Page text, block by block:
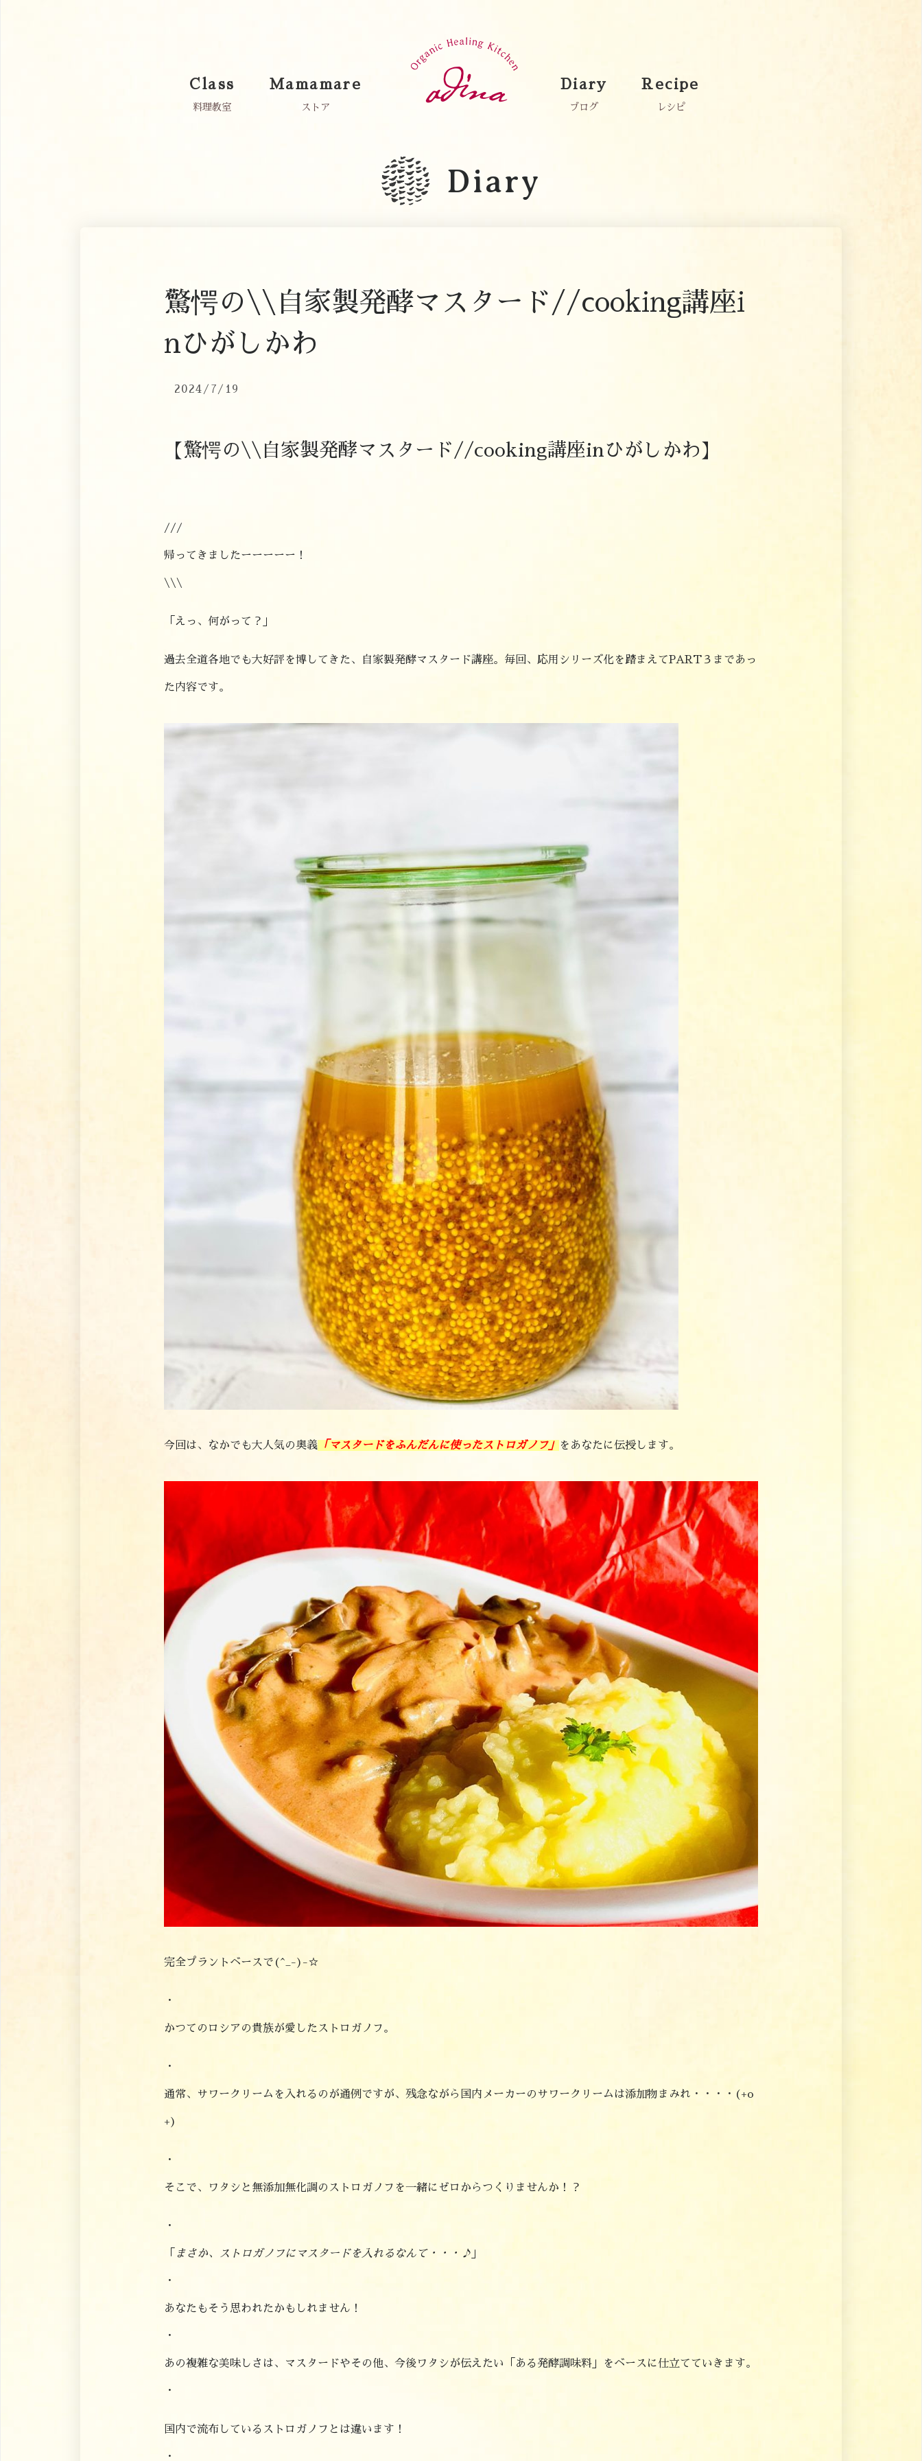
Class
料理教室
Mamamare
ストア
Diary
ブログ
Recipe
レシピ
Diary
驚愕の\\自家製発酵マスタード//cooking講座i
nひがしかわ
2024/7/19
【驚愕の\\自家製発酵マスタード//cooking講座inひがしかわ】
///
帰ってきましたーーーーー！
\\\
「えっ、何がって？」
過去全道各地でも大好評を博してきた、自家製発酵マスタード講座。毎回、応用シリーズ化を踏まえてPART３まであっ
た内容です。
今回は、なかでも大人気の奥義 「マスタードをふんだんに使ったストロガノフ」 をあなたに伝授します。
完全プラントベースで(^_-)-☆
・
かつてのロシアの貴族が愛したストロガノフ。
・
通常、サワークリームを入れるのが通例ですが、残念ながら国内メーカーのサワークリームは添加物まみれ・・・・(+o
+)
・
そこで、ワタシと無添加無化調のストロガノフを一緒にゼロからつくりませんか！？
・
「 まさか、ストロガノフにマスタードを入れるなんて・・・♪ 」
・
あなたもそう思われたかもしれません！
・
あの複雑な美味しさは、マスタードやその他、今後ワタシが伝えたい「ある発酵調味料」をベースに仕立てていきます。
・
国内で流布しているストロガノフとは違います！
・